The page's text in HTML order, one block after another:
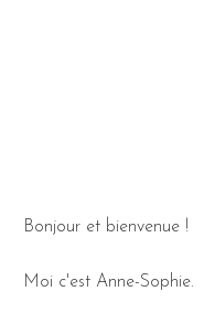
Bonjour et bienvenue !
Moi c'est Anne-Sophie.